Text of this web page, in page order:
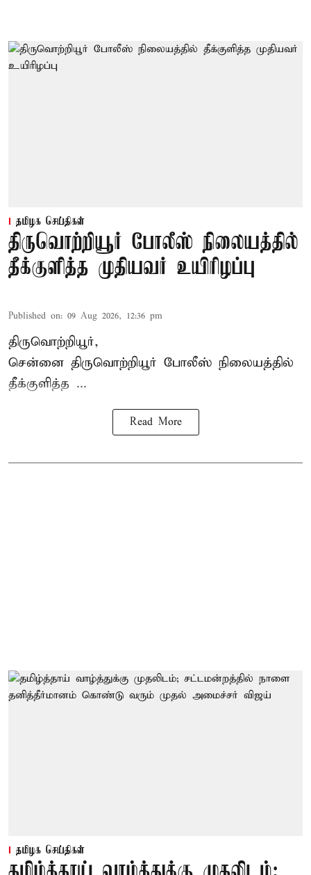
தமிழக செய்திகள்
திருவொற்றியூர் போலீஸ் நிலையத்தில்
தீக்குளித்த முதியவர் உயிரிழப்பு
Published on: 09 Aug 2026, 12:36 pm
திருவொற்றியூர்,
சென்னை திருவொற்றியூர் போலீஸ் நிலையத்தில்
தீக்குளித்த ...
Read More
தமிழக செய்திகள்